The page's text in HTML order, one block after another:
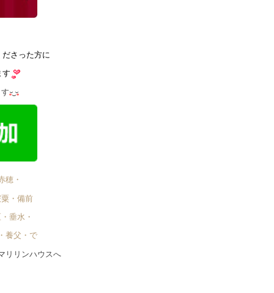
さった方に
す
穂・
・備前
垂水・
養父・で゙
リリンハウスへ